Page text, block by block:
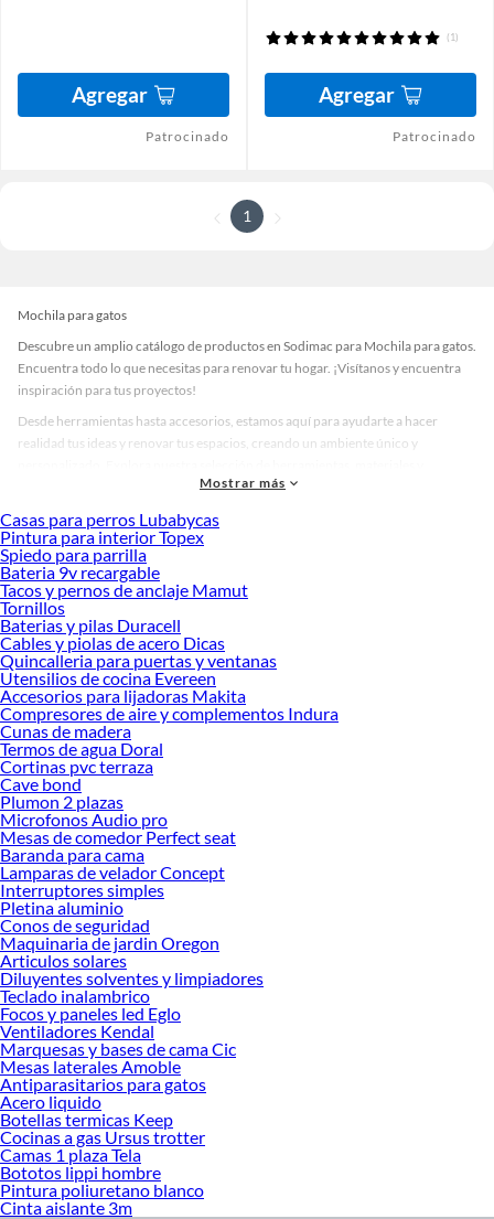
Agregar
Patrocinado
(1)
Agregar
Patrocinado
1
Mochila para gatos
Descubre un amplio catálogo de productos en Sodimac para Mochila para gatos.
Encuentra todo lo que necesitas para renovar tu hogar. ¡Visítanos y encuentra
inspiración para tus proyectos!
Desde herramientas hasta accesorios, estamos aquí para ayudarte a hacer
realidad tus ideas y renovar tus espacios, creando un ambiente único y
accesorios de calidad que te ayudarán a crear un espacio más tú.
Desde remodelaciones hasta proyectos de decoración, estamos aquí para hacer
tus ideas realidad. ¡Visítanos y encuentra todo lo que tenemos para ofrecerte en
Mochila para gatos!
Explora la variedad de productos de Mochila para gatos en Sodimac
Herramientas, materiales y accesorios de calidad para tus proyectos y
renovación de espacios. ¡Visítanos y descubre todo lo que tenemos para
ofrecerte!
Encuentra una amplia variedad de productos de Mochila para gatos en Sodimac.
Encuentra todo lo necesario para tus proyectos de renovación y decoración.
¡Visítanos y haz tus ideas realidad!
Mostrar más
Casas para perros Lubabycas
Pintura para interior Topex
Spiedo para parrilla
Bateria 9v recargable
Tacos y pernos de anclaje Mamut
Tornillos
Baterias y pilas Duracell
Cables y piolas de acero Dicas
Quincalleria para puertas y ventanas
Utensilios de cocina Evereen
Accesorios para lijadoras Makita
Compresores de aire y complementos Indura
Cunas de madera
Termos de agua Doral
Cortinas pvc terraza
Cave bond
Plumon 2 plazas
Microfonos Audio pro
Mesas de comedor Perfect seat
Baranda para cama
Lamparas de velador Concept
Interruptores simples
Pletina aluminio
Conos de seguridad
Maquinaria de jardin Oregon
Articulos solares
Diluyentes solventes y limpiadores
Teclado inalambrico
Focos y paneles led Eglo
Ventiladores Kendal
Marquesas y bases de cama Cic
Mesas laterales Amoble
Antiparasitarios para gatos
Acero liquido
Botellas termicas Keep
Cocinas a gas Ursus trotter
Camas 1 plaza Tela
Bototos lippi hombre
Pintura poliuretano blanco
Cinta aislante 3m